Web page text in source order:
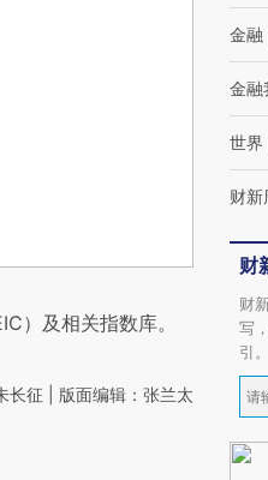
）及相关指数库。
长征 | 版面编辑：张兰太
金融
金融
世界
财新
财
财
写
引。